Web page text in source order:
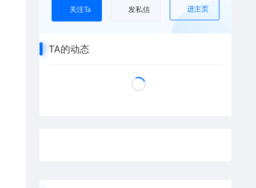
关注Ta 发私信 进主页
TA的动态